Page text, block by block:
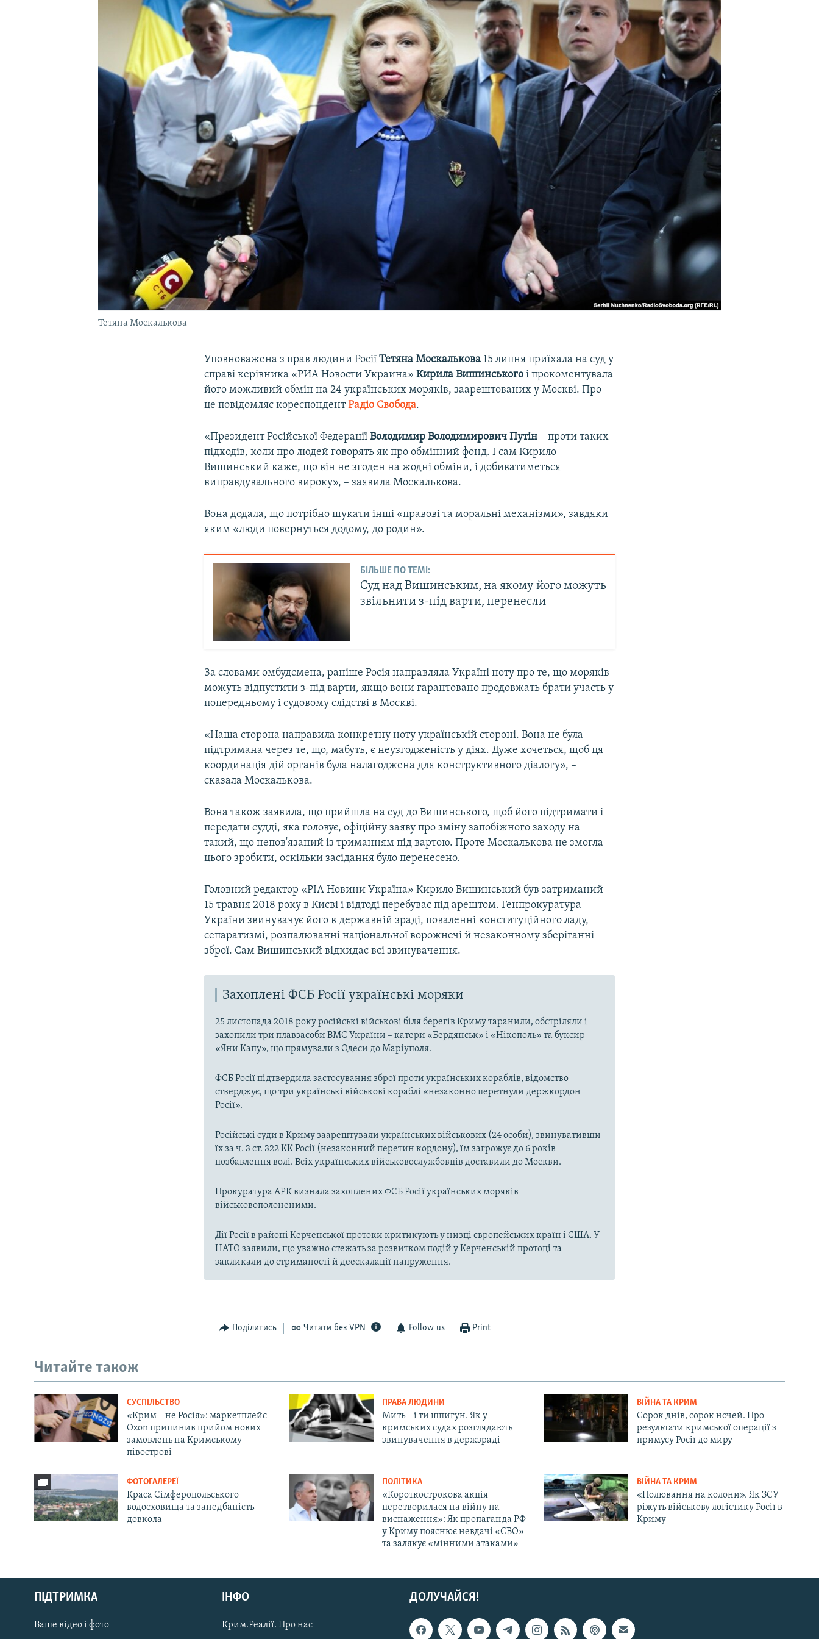
УКРАЇНСЬКА ПРОБЛЕМА КРИМУ
Русский
Qırımtatar
ДОЛУЧАЙСЯ!
Тетяна Москалькова
Уповноважена з прав людини РосіїТетяна Москалькова 15 липня приїхала на суд у
справі керівника «РИА Новости Украина»Кирила Вишинського і прокоментувала
його можливий обмін на 24 українських моряків, заарештованих у Москві. Про
це повідомляє кореспондентРадіо Свобода.
«Президент Російської ФедераціїВолодимир Володимирович Путін – проти таких
підходів, коли про людей говорять як про обмінний фонд. І сам Кирило
Вишинський каже, що він не згоден на жодні обміни, і добиватиметься
виправдувального вироку», – заявила Москалькова.
Вона додала, що потрібно шукати інші «правові та моральні механізми», завдяки
яким «люди повернуться додому, до родин».
БІЛЬШЕ ПО ТЕМІ:
Суд над Вишинським, на якому його можуть
звільнити з-під варти, перенесли
За словами омбудсмена, раніше Росія направляла Україні ноту про те, що моряків
можуть відпустити з-під варти, якщо вони гарантовано продовжать брати участь у
попередньому і судовому слідстві в Москві.
«Наша сторона направила конкретну ноту українській стороні. Вона не була
підтримана через те, що, мабуть, є неузгодженість у діях. Дуже хочеться, щоб ця
координація дій органів була налагоджена для конструктивного діалогу», –
сказала Москалькова.
Вона також заявила, що прийшла на суд до Вишинського, щоб його підтримати і
передати судді, яка головує, офіційну заяву про зміну запобіжного заходу на
такий, що непов'язаний із триманням під вартою. Проте Москалькова не змогла
цього зробити, оскільки засідання було перенесено.
Головний редактор «РІА Новини Україна» Кирило Вишинський був затриманий
15 травня 2018 року в Києві і відтоді перебуває під арештом. Генпрокуратура
України звинувачує його в державній зраді, поваленні конституційного ладу,
сепаратизмі, розпалюванні національної ворожнечі й незаконному зберіганні
зброї. Сам Вишинський відкидає всі звинувачення.
Захоплені ФСБ Росії українські моряки
25 листопада 2018 року російські військові біля берегів Криму таранили, обстріляли і
захопили три плавзасоби ВМС України – катери «Бердянськ» і «Нікополь» та буксир
«Яни Капу», що прямували з Одеси до Маріуполя.
ФСБ Росії підтвердила застосування зброї проти українських кораблів, відомство
стверджує, що три українські військові кораблі «незаконно перетнули держкордон
Росії».
Російські суди в Криму заарештували українських військових (24 особи), звинувативши
їх за ч. 3 ст. 322 КК Росії (незаконний перетин кордону), їм загрожує до 6 років
позбавлення волі. Всіх українських військовослужбовців доставили до Москви.
Прокуратура АРК визнала захоплених ФСБ Росії українських моряків
військовополоненими.
Дії Росії в районі Керченської протоки критикують у низці європейських країн і США. У
НАТО заявили, що уважно стежать за розвитком подій у Керченській протоці та
закликали до стриманості й деескалації напруження.
Поділитись Читати без VPN Follow us Print
Читайте також
СУСПІЛЬСТВО
«Крим – не Росія»: маркетплейс
Ozon припинив прийом нових
замовлень на Кримському
півострові
ПРАВА ЛЮДИНИ
Мить – і ти шпигун. Як у
кримських судах розглядають
звинувачення в держзраді
ВІЙНА ТА КРИМ
Сорок днів, сорок ночей. Про
результати кримської операції з
примусу Росії до миру
ФОТОГАЛЕРЕЇ
Краса Сімферопольського
водосховища та занедбаність
довкола
ПОЛІТИКА
«Короткострокова акція
перетворилася на війну на
виснаження»: Як пропаганда РФ
у Криму пояснює невдачі «СВО»
та залякує «мінними атаками»
ВІЙНА ТА КРИМ
«Полювання на колони». Як ЗСУ
ріжуть військову логістику Росії в
Криму
ДОЛУЧАЙСЯ!
ПІДТРИМКА
Ваше відео і фото
ІНФО
Крим.Реалії. Про нас